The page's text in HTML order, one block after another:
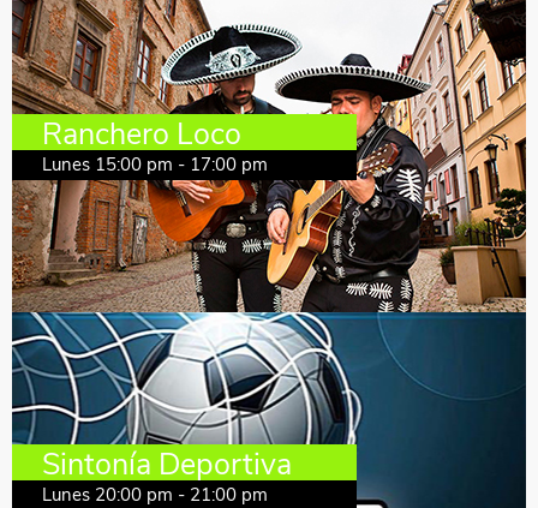
Ranchero Loco
Lunes 15:00 pm - 17:00 pm
Sintonía Deportiva
Lunes 20:00 pm - 21:00 pm